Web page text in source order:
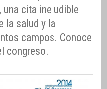
cita ineludible
la salud y la
campos. Conoce
congreso.